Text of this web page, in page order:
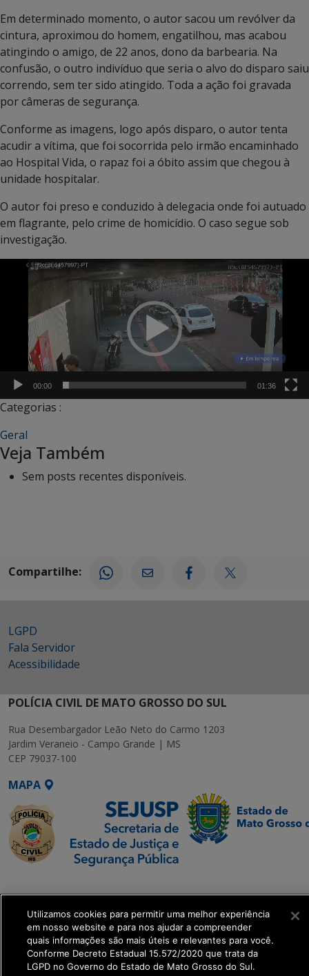
Em determinado momento, o autor sacou um revólver da
cintura, aproximou do homem, engatilhou, mas acabou
atingindo o amigo, de 22 anos, dono da barbearia. Na
confusão, o outro indivíduo que seria o alvo do disparo saiu
correndo, sem ter sido atingido. Toda a ação foi gravada
por câmeras de segurança.
Conforme as imagens, logo após disparo, o autor tenta
acudir a vítima, que foi socorrida pelo irmão encaminhado
ao Hospital Vida, o rapaz foi a óbito assim que chegou à
unidade hospitalar.
O autor foi preso e conduzido à delegacia onde foi autuado
em flagrante, pelo crime de homicídio. O caso segue sob
investigação.
Tocador
00:00 01:36
Categorias :
Geral
Veja Também
Sem posts recentes disponíveis.
Compartilhe:
LGPD
Fala Servidor
Acessibilidade
POLÍCIA CIVIL DE MATO GROSSO DO SUL
Rua Desembargador Leão Neto do Carmo 1203
Jardim Veraneio - Campo Grande | MS
CEP 79037-100
MAPA
Executiva de
Transformação Digital
get_footer();
Utilizamos cookies para permitir uma melhor experiência
em nosso website e para nos ajudar a compreender
quais informações são mais úteis e relevantes para você.
Conforme Decreto Estadual 15.572/2020 que trata da
LGPD no Governo do Estado de Mato Grosso do Sul.